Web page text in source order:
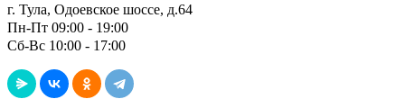
г. Тула, Одоевское шоссе, д.64
Пн-Пт 09:00 - 19:00
Сб-Вс 10:00 - 17:00